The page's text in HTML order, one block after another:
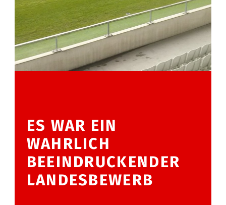
ES WAR EIN
WAHRLICH
BEEINDRUCKENDER
LANDESBEWERB